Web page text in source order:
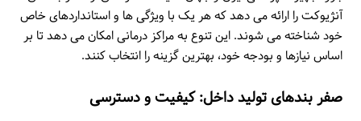
آنژیوکت را ارائه می دهد که هر یک با ویژگی ها و استانداردهای خاص
خود شناخته می شوند. این تنوع به مراکز درمانی امکان می دهد تا بر
اساس نیازها و بودجه خود، بهترین گزینه را انتخاب کنند.
صفر بندهای تولید داخل: کیفیت و دسترسی